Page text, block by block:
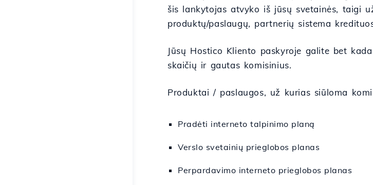
šis lankytojas atvyko iš jūsų svetainės, taigi
produktų/paslaugų, partnerių sistema
Jūsų Hostico Kliento paskyroje galite bet
skaičių ir gautas komisinius.
Produktai / paslaugos, už kurias siūloma
Pradėti interneto talpinimo planą
Verslo svetainių prieglobos planas
Perpardavimo interneto prieglobos planas